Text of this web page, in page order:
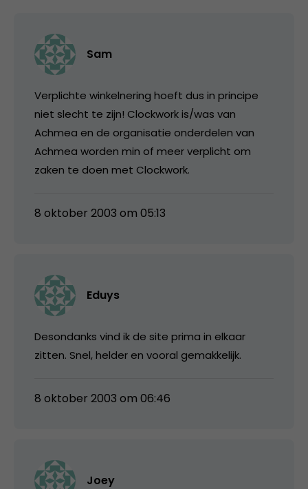
Sam
Verplichte winkelnering hoeft dus in principe
niet slecht te zijn! Clockwork is/was van
Achmea en de organisatie onderdelen van
Achmea worden min of meer verplicht om
zaken te doen met Clockwork.
8 oktober 2003 om 05:13
Eduys
Desondanks vind ik de site prima in elkaar
zitten. Snel, helder en vooral gemakkelijk.
8 oktober 2003 om 06:46
Joey